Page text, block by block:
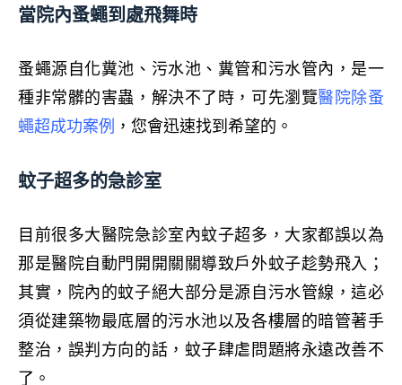
當院內蚤蠅到處飛舞時
蚤蠅源自化糞池、污水池、糞管和污水管內，是一
種非常髒的害蟲，解決不了時，可先瀏覽醫院除蚤
蠅超成功案例 ，您會迅速找到希望的。
蚊子超多的急診室
目前很多大醫院急診室內蚊子超多，大家都誤以為
那是醫院自動門開開關關導致戶外蚊子趁勢飛入；
其實，院內的蚊子絕大部分是源自污水管線，這必
須從建築物最底層的污水池以及各樓層的暗管著手
整治，誤判方向的話，蚊子肆虐問題將永遠改善不
了。